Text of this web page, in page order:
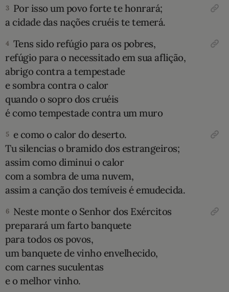
ESBOÇOS DE PREGAÇÃO
TEMAS
PERGUNTE À BÍBLIA IA
TERMO BÍBLICO JOGOS
LOJA BÍBLIAON
3 Por isso um povo forte te honrará;
a cidade das nações cruéis te temerá.
4 Tens sido refúgio para os pobres,
refúgio para o necessitado em sua aflição,
abrigo contra a tempestade
e sombra contra o calor
quando o sopro dos cruéis
é como tempestade contra um muro
5 e como o calor do deserto.
Tu silencias o bramido dos estrangeiros;
assim como diminui o calor
com a sombra de uma nuvem,
assim a canção dos temíveis é emudecida.
6 Neste monte o Senhor dos Exércitos
preparará um farto banquete
para todos os povos,
um banquete de vinho envelhecido,
com carnes suculentas
e o melhor vinho.